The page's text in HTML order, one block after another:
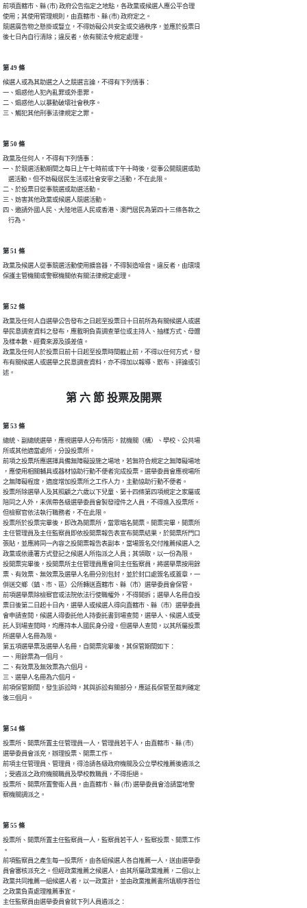
前項直轄市、縣 (市) 政府公告指定之地點，各政黨或候選人應公平合理
使用；其使用管理規則，由直轄市、縣 (市) 政府定之。
競選廣告物之懸掛或豎立，不得妨礙公共安全或交通秩序，並應於投票日
後七日內自行清除；違反者，依有關法令規定處理。
第 49 條
候選人或為其助選之人之競選言論，不得有下列情事：
一、煽惑他人犯內亂罪或外患罪。
二、煽惑他人以暴動破壞社會秩序。
三、觸犯其他刑事法律規定之罪。
第 50 條
政黨及任何人，不得有下列情事：
一、於競選活動期間之每日上午七時前或下午十時後，從事公開競選或助
    選活動。但不妨礙居民生活或社會安寧之活動，不在此限。
二、於投票日從事競選或助選活動。
三、妨害其他政黨或候選人競選活動。
四、邀請外國人民、大陸地區人民或香港、澳門居民為第四十三條各款之
    行為。
第 51 條
政黨及候選人從事競選活動使用擴音器，不得製造噪音。違反者，由環境
保護主管機關或警察機關依有關法律規定處理。
第 52 條
政黨及任何人自選舉公告發布之日起至投票日十日前所為有關候選人或選
舉民意調查資料之發布，應載明負責調查單位或主持人、抽樣方式、母體
及樣本數、經費來源及誤差值。
政黨及任何人於投票日前十日起至投票時間截止前，不得以任何方式，發
布有關候選人或選舉之民意調查資料，亦不得加以報導、散布、評論或引
述。
第 六 節 投票及開票
第 53 條
總統、副總統選舉，應視選舉人分布情形，就機關（構）、學校、公共場
所或其他適當處所，分設投票所。
前項之投票所應選擇具備無障礙設施之場地，若無符合規定之無障礙場地
，應使用相關輔具或器材協助行動不便者完成投票。選舉委員會應視場所
之無障礙程度，適度增加投票所之工作人力，主動協助行動不便者。
投票所除選舉人及其照顧之六歲以下兒童、第十四條第四項規定之家屬或
陪同之人外，未佩帶各級選舉委員會製發證件之人員，不得進入投票所。
但檢察官依法執行職務者，不在此限。
投票所於投票完畢後，即改為開票所，當眾唱名開票。開票完畢，開票所
主任管理員及主任監察員即依投開票報告表宣布開票結果，於開票所門口
張貼，並應將同一內容之投開票報告表副本，當場簽名交付推薦候選人之
政黨或依連署方式登記之候選人所指派之人員；其領取，以一份為限。
投開票完畢後，投開票所主任管理員應會同主任監察員，將選舉票按用餘
票、有效票、無效票及選舉人名冊分別包封，並於封口處簽名或蓋章，一
併送交鄉（鎮、市、區）公所轉送直轄市、縣（市）選舉委員會保管。
前項選舉票除檢察官或法院依法行使職權外，不得開拆；選舉人名冊自投
票日後第二日起十日內，選舉人或候選人得向直轄市、縣（市）選舉委員
會申請查閱，候選人得委託他人持委託書到場查閱，選舉人、候選人或受
託人到場查閱時，均應持本人國民身分證。但選舉人查閱，以其所屬投票
所選舉人名冊為限。
第五項選舉票及選舉人名冊，自開票完畢後，其保管期間如下：
一、用餘票為一個月。
二、有效票及無效票為六個月。
三、選舉人名冊為六個月。
前項保管期間，發生訴訟時，其與訴訟有關部分，應延長保管至裁判確定
後三個月。
第 54 條
投票所、開票所置主任管理員一人，管理員若干人，由直轄市、縣 (市)
選舉委員會派充，辦理投票、開票工作。
前項主任管理員、管理員，得洽請各級政府機關及公立學校推薦後遴派之
；受遴派之政府機關職員及學校教職員，不得拒絕。
投票所、開票所置警衛人員，由直轄市、縣 (市) 選舉委員會洽請當地警
察機關調派之。
第 55 條
投票所、開票所置主任監察員一人，監察員若干人，監察投票、開票工作
。
前項監察員之產生每一投票所，由各組候選人各自推薦一人，送由選舉委
員會審核派充之。但經政黨推薦之候選人，由其所屬政黨推薦，二個以上
政黨共同推薦一組候選人者，以一政黨計，並由政黨推薦書所填順序首位
之政黨負責處理推薦事宜。
主任監察員由選舉委員會就下列人員遴派之：